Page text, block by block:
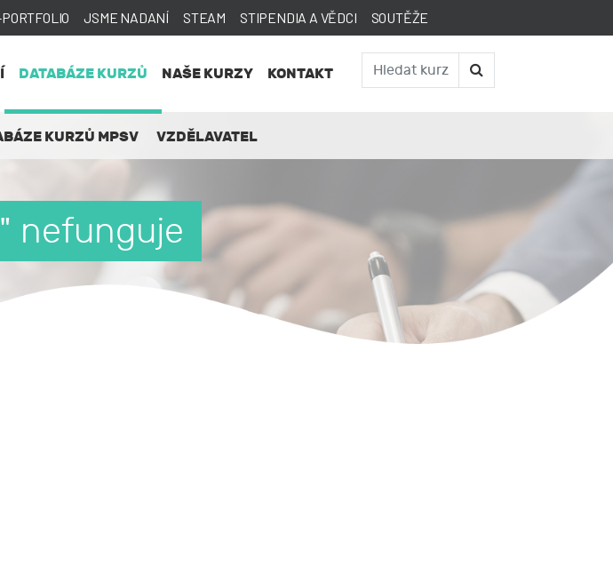
JSME NADANÍ STEAM STIPENDIA A VĚDCI SOUTĚŽE
DATABÁZE KURZŮ
KURZŮ MPSV VZDĚLAVATEL
NAŠE KURZY KONTAKT
nefunguje